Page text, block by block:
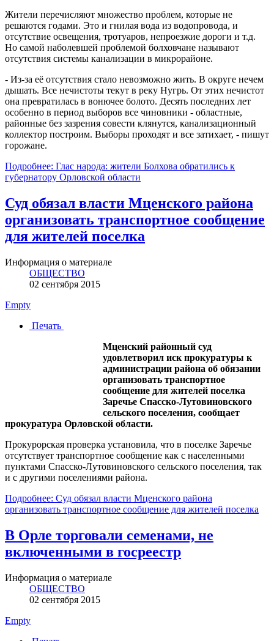
Жители перечисляют множество проблем, которые не
решаются годами. Это и гнилая вода из водопровода, и
отсутствие освещения, тротуаров, непроезжие дороги и т.д.
Но самой наболевшей проблемой болховчане называют
отсутствия системы канализации в микрорайоне.
- Из-за её отсутствия стало невозможно жить. В округе нечем
дышать. Все нечистоты текут в реку Нугрь. От этих нечистот
она превратилась в вонючее болото. Десять последних лет
особенно в период выборов все чиновники - областные,
районные без зазрения совести клянутся, канализационный
коллектор построим. Выборы проходят и все затихает, - пишут
горожане.
Подробнее: Глас народа: жители Болхова обратились к
губернатору Орловской области
Суд обязал власти Мценского района
организовать транспортное сообщение
для жителей поселка
Информация о материале
ОБЩЕСТВО
02 сентября 2015
Empty
Печать
Мценский районный суд
удовлетворил иск прокуратуры к
администрации района об обязании
организовать транспортное
сообщение для жителей поселка
Заречье Спасско-Лутовиновского
сельского поселения, сообщает
прокуратура Орловской области.
Прокурорская проверка установила, что в поселке Заречье
отсутствует транспортное сообщение как с населенными
пунктами Спасско-Лутовиновского сельского поселения, так
и с другими поселениями района.
Подробнее: Суд обязал власти Мценского района
организовать транспортное сообщение для жителей поселка
В Орле торговали семенами, не
включенными в госреестр
Информация о материале
ОБЩЕСТВО
02 сентября 2015
Empty